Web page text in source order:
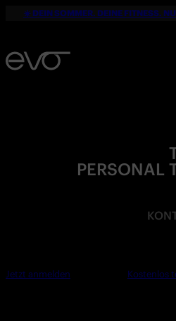
☀️ DEIN SOMMER. DEINE FITNESS.
PERSONAL
Jetzt anmelden Kostenlos